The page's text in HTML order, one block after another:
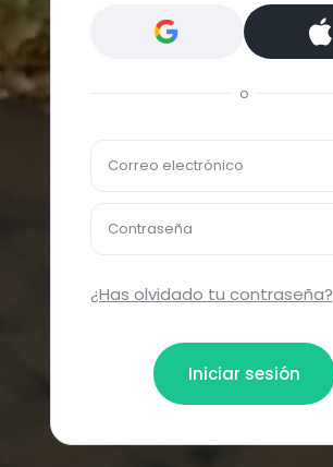
o
Correo electrónico
Contraseña
¿Has olvidado tu contraseña?
Iniciar sesión